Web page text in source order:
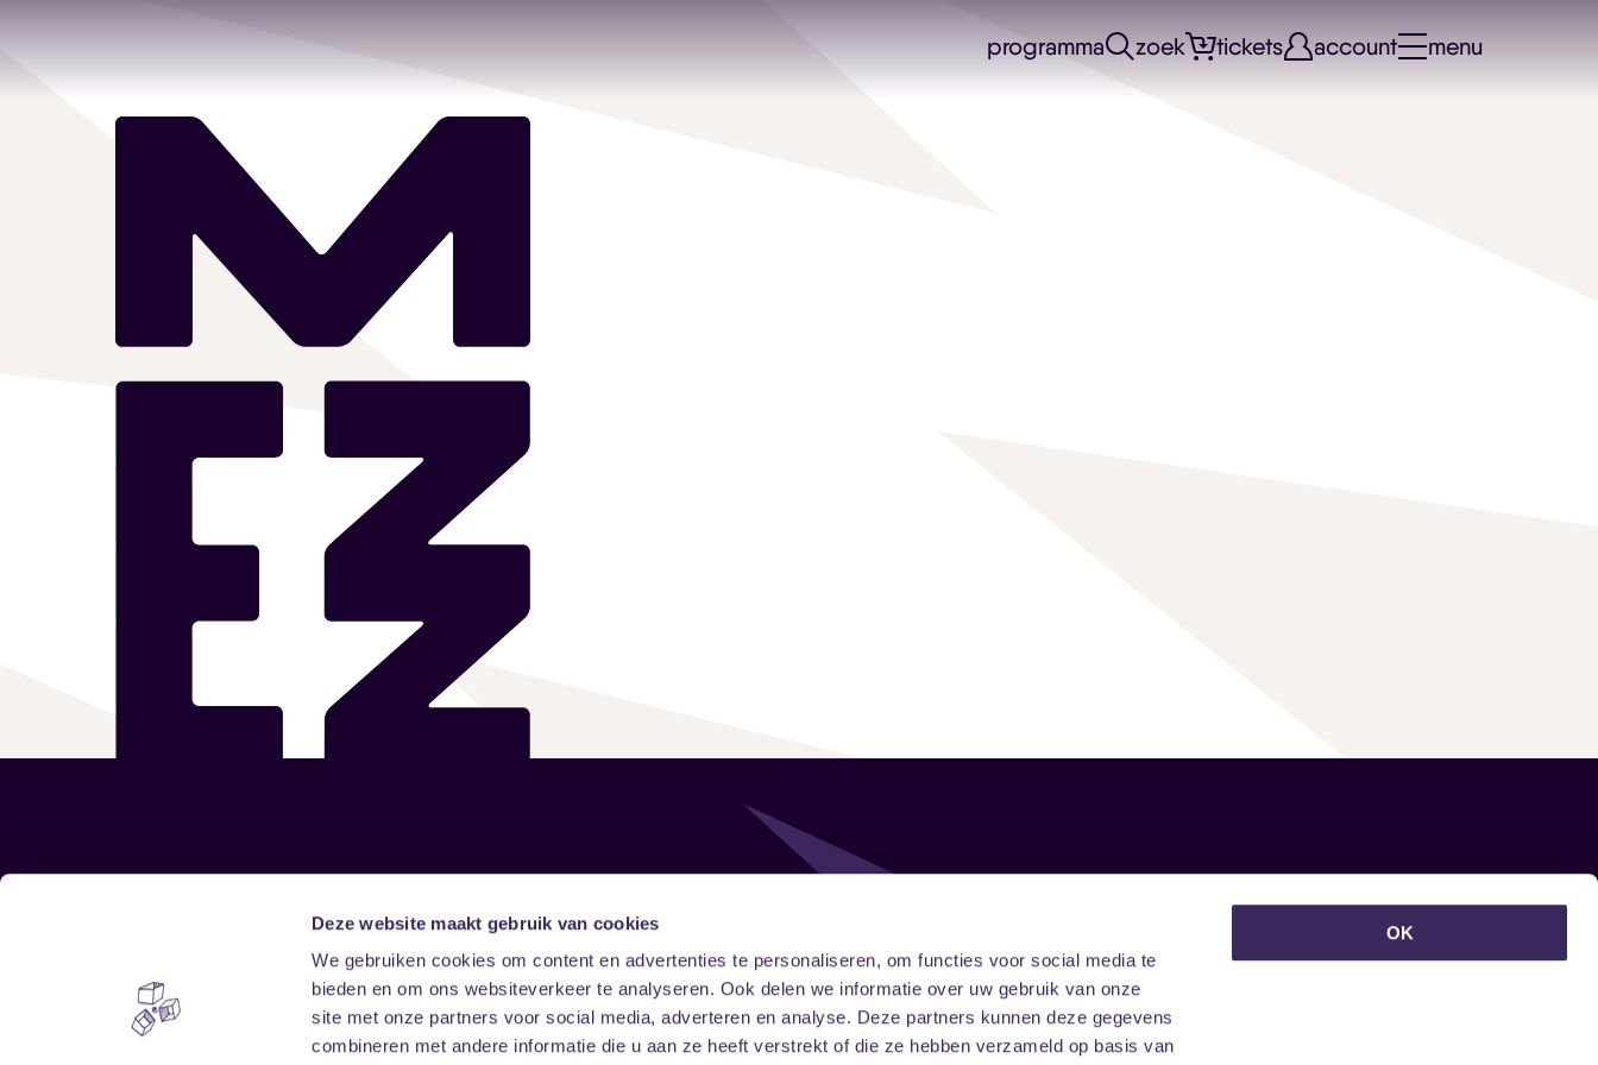
Deze website maakt gebruik van cookies
We gebruiken cookies om content en advertenties te personaliseren, om functies voor social media te
bieden en om ons websiteverkeer te analyseren. Ook delen we informatie over uw gebruik van onze
site met onze partners voor social media, adverteren en analyse. Deze partners kunnen deze gegevens
combineren met andere informatie die u aan ze heeft verstrekt of die ze hebben verzameld op basis van
OK
programma zoek tickets account menu
Home
Vrijwilligers
Verhuur
Disclaimer
Toegankelijkheid
Privacy & cookies
Follow
FacebookInstagramLinkedIn
Onze nieuwsbrief ontvangen?